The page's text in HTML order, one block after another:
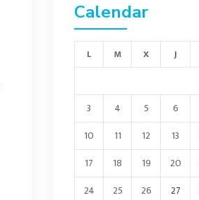
Calendar
L M X J
3
4 5 6
10
11 12 13
17
18 19 20
24
25 26 27